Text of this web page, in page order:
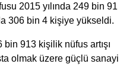
2015 yılında 249 bin 91
306 bin 4 kişiye yükseldi.
913 kişilik nüfus artışı
olmak üzere güçlü sanayi